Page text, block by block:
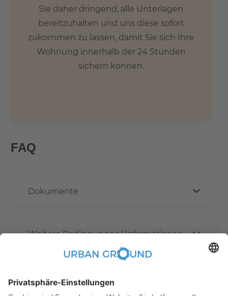
Sie daher dringend, alle Unterlagen
bereitzuhalten und uns diese sofort
zukommen zu lassen, damit Sie sich Ihre
Wohnung innerhalb der 24 Stunden
sichern können.
FAQ
Dokumente
Weitere Bedingungen/ Informationen